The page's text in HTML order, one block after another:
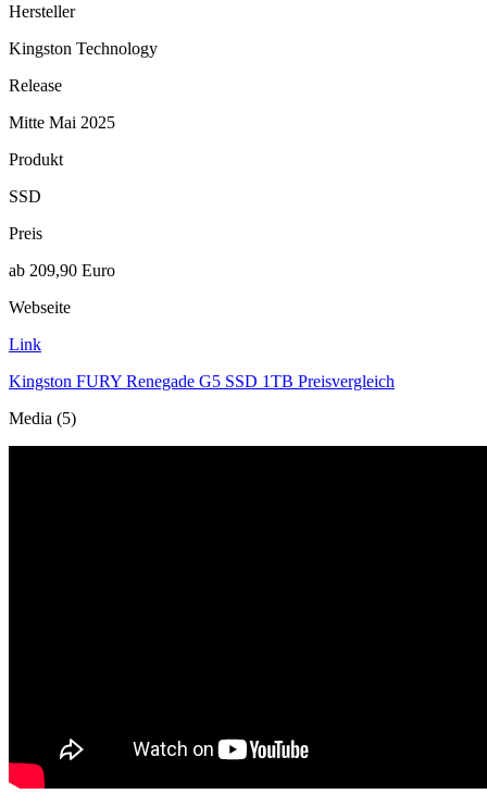
Hersteller
Kingston Technology
Release
Mitte Mai 2025
Produkt
SSD
Preis
ab 209,90 Euro
Webseite
Link
Kingston FURY Renegade G5 SSD 1TB Preisvergleich
Media (5)